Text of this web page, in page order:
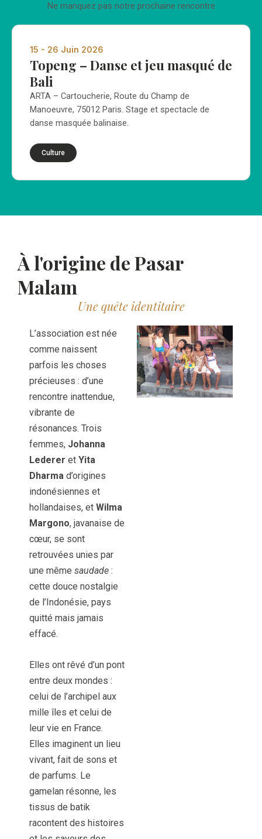
Ne manquez pas notre prochaine rencontre
15 - 26 Juin 2026
Topeng – Danse et jeu masqué de
Bali
ARTA – Cartoucherie, Route du Champ de
Manoeuvre, 75012 Paris. Stage et spectacle de
danse masquée balinaise.
Culture
À l'origine de Pasar
Malam
Une quête identitaire
L’association est née
comme naissent
parfois les choses
précieuses : d’une
rencontre inattendue,
vibrante de
résonances. Trois
femmes, Johanna
Lederer et Yita
Dharma d’origines
indonésiennes et
hollandaises, et Wilma
Margono, javanaise de
cœur, se sont
retrouvées unies par
une même saudade :
cette douce nostalgie
de l’Indonésie, pays
quitté mais jamais
effacé.
Elles ont rêvé d’un pont
entre deux mondes :
celui de l’archipel aux
mille îles et celui de
leur vie en France.
Elles imaginent un lieu
vivant, fait de sons et
de parfums. Le
gamelan résonne, les
tissus de batik
racontent des histoires